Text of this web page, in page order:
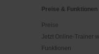
Preise & Funktionen
Preise
Jetzt Online-Trainer
Funktionen